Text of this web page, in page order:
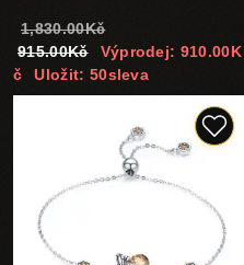
1,830.00Kč
915.00Kč
Výprodej: 910.00K
č
Uložit: 50sleva